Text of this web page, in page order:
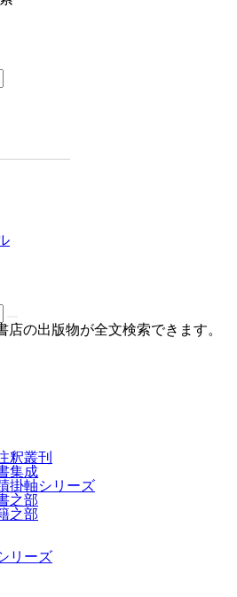
店の出版物が全文検索できます。
釈叢刊
集成
掛軸シリーズ
之部
之部
リーズ